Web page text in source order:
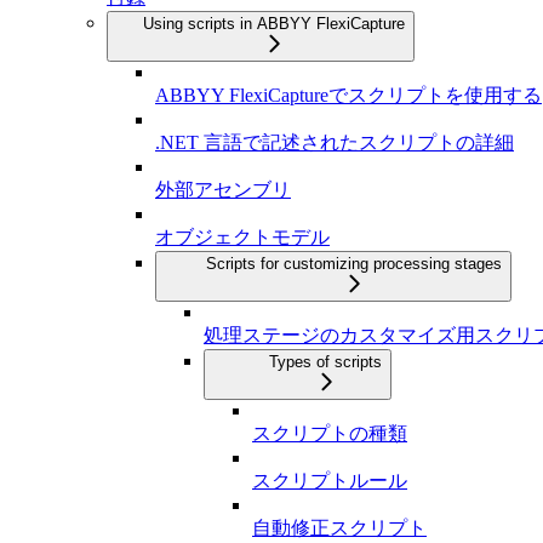
Using scripts in ABBYY FlexiCapture
ABBYY FlexiCaptureでスクリプトを使用する
.NET 言語で記述されたスクリプトの詳細
外部アセンブリ
オブジェクトモデル
Scripts for customizing processing stages
処理ステージのカスタマイズ用スクリ
Types of scripts
スクリプトの種類
スクリプトルール
自動修正スクリプト